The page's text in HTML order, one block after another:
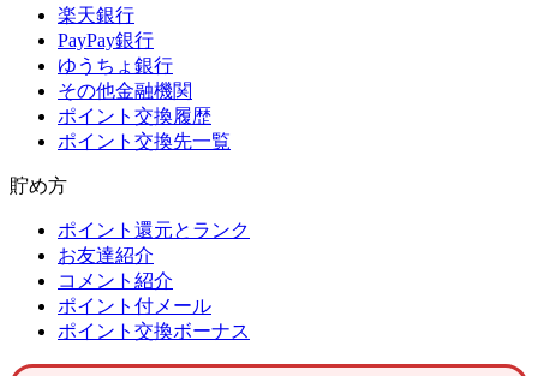
楽天銀行
PayPay銀行
ゆうちょ銀行
その他金融機関
ポイント交換履歴
ポイント交換先一覧
貯め方
ポイント還元とランク
お友達紹介
コメント紹介
ポイント付メール
ポイント交換ボーナス